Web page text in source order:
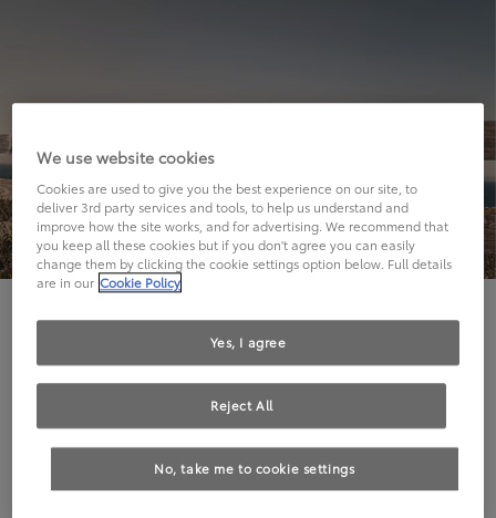
Hier geht's leider nicht weiter.
Die angeforderte Seite kann leider nicht gefunden
werden.
We use website cookies
Cookies are used to give you the best experience on our site, to
deliver 3rd party services and tools, to help us understand and
improve how the site works, and for advertising. We recommend that
you keep all these cookies but if you don't agree you can easily
change them by clicking the cookie settings option below. Full details
are in our Cookie Policy
No, take me to cookie settings
Reject All
Yes, I agree